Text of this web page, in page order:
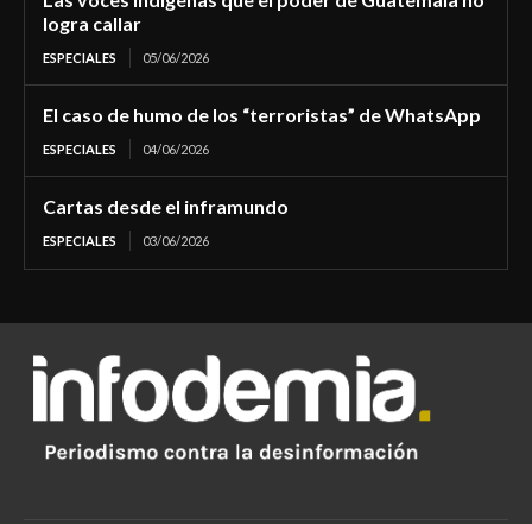
logra callar
ESPECIALES 05/06/2026
El caso de humo de los “terroristas” de WhatsApp
ESPECIALES 04/06/2026
Cartas desde el inframundo
ESPECIALES 03/06/2026